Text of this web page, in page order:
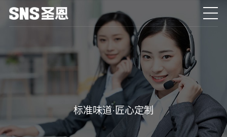
标准味道·匠心定制